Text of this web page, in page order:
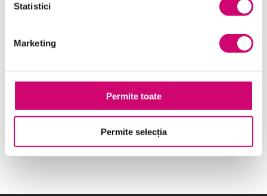
Statistici
Marketing
Permite toate
Permite selecția
Limba engleză – Nivel C2